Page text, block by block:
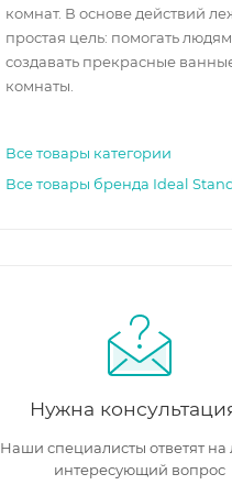
комнат. В основе действий
простая цель: помогать людям
создавать прекрасные
комнаты.
Все товары категории
Все товары бренда Ideal
Нужна
Наши специалисты ответят
интересующий вопрос